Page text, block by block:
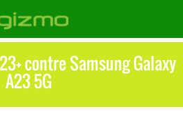
contre Samsung Galaxy
A23 5G